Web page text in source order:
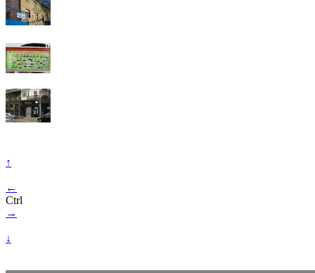
↑
←
Ctrl
→
↓